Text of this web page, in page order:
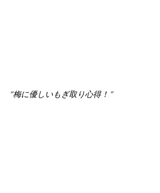
“梅に優しいもぎ取り心得！”